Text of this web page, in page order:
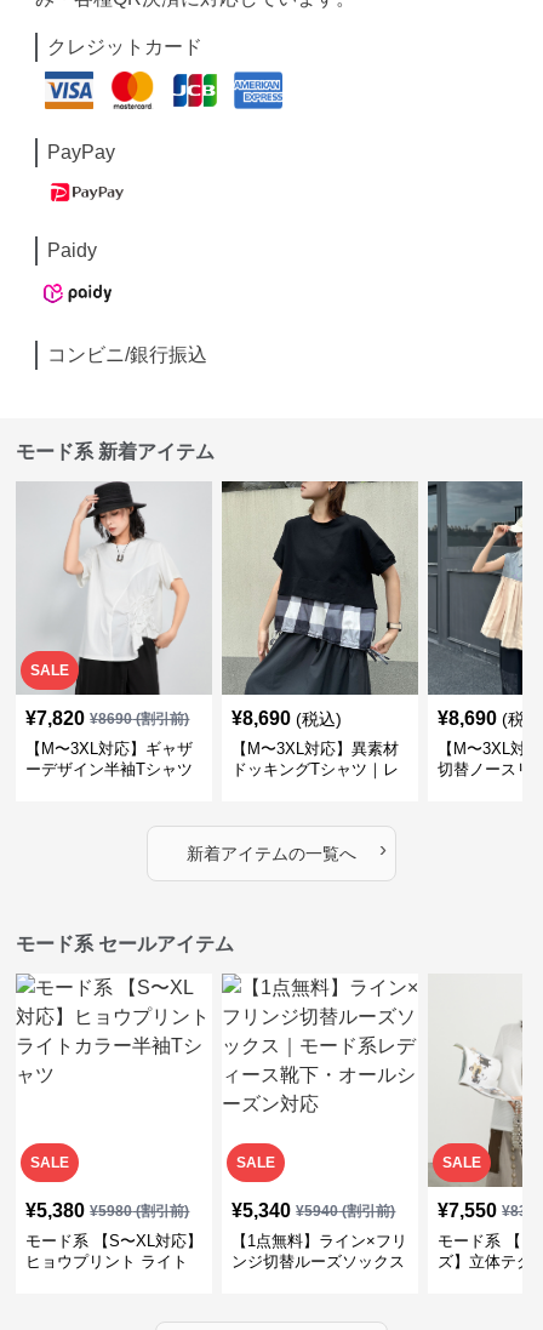
クレジットカード
PayPay
Paidy
コンビニ/銀行振込
モード系 新着アイテム
SALE
¥7,820 ¥8690(割引前)
【M〜3XL対応】ギャザ
ーデザイン半袖Tシャツ
¥8,690 (税込)
【M〜3XL対応】異素材
ドッキングTシャツ｜レ
カバー・大人モード
¥8,690 (税
【M〜3XL対
切替ノースリ
新着アイテムの一覧へ ›
モード系 セールアイテム
SALE
¥5,380 ¥5980(割引前)
モード系 【S〜XL対応】
ヒョウプリント ライト
SALE
¥5,340 ¥5940(割引前)
【1点無料】ライン×フリ
ンジ切替ルーズソックス
SALE
¥7,550 ¥
モード系 【フ
ズ】立体テク